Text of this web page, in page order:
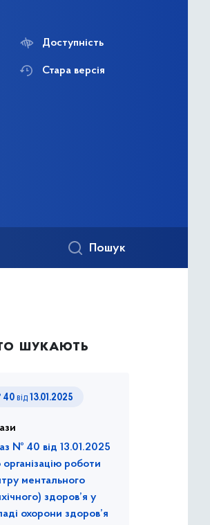
Доступність
Стара версія
Пошук
шукають
від 13.01.2025
№ 40 від 13.01.2025
організацію роботи
ментального
здоров’я у
охорони здоров’я